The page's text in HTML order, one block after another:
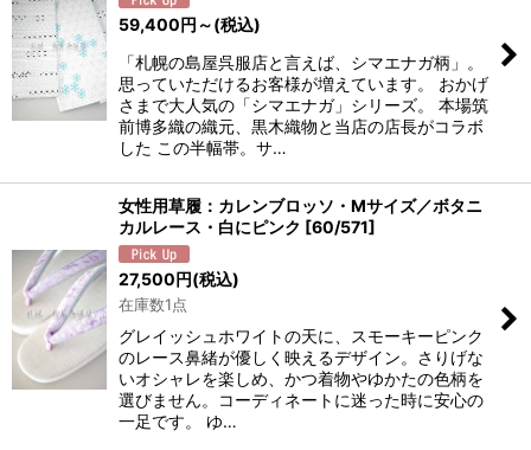
59,400円 ～(税込)
「札幌の島屋呉服店と言えば、シマエナガ柄」。
思っていただけるお客様が増えています。 おかげ
さまで大人気の「シマエナガ」シリーズ。 本場筑
前博多織の織元、黒木織物と当店の店長がコラボ
した この半幅帯。サ…
女性用草履：カレンブロッソ・Mサイズ／ボタニ
カルレース・白にピンク [60/571]
27,500円(税込)
在庫数1点
グレイッシュホワイトの天に、スモーキーピンク
のレース鼻緒が優しく映えるデザイン。さりげな
いオシャレを楽しめ、かつ着物やゆかたの色柄を
選びません。コーディネートに迷った時に安心の
一足です。 ゆ…